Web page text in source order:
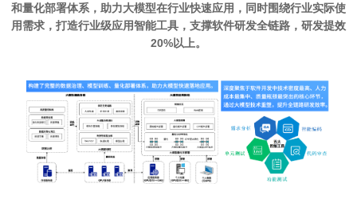
和量化部署体系，助力大模型在行业快速应用，同时围绕行业实际使
用需求，打造行业级应用智能工具，支撑软件研发全链路，研发提效
20%以上。